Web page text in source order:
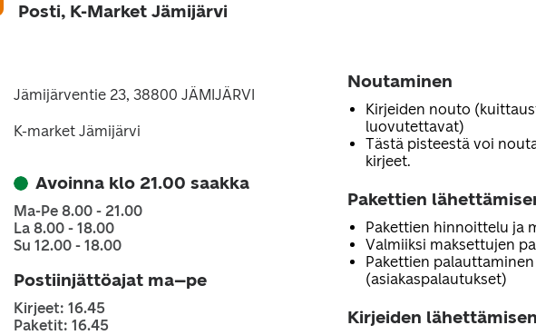
Posti, K-Market Jämijärvi
Jämijärventie 23, 38800 JÄMIJÄRVI
K-market Jämijärvi
Avoinna klo 21.00 saakka
Ma-Pe 8.00 - 21.00
La 8.00 - 18.00
Su 12.00 - 18.00
Postiinjättöajat ma–pe
Kirjeet: 16.45
Paketit: 16.45
Noutaminen
Kirjeiden nouto
luovutettavat)
Tästä pisteestä voi
kirjeet.
Pakettien
Pakettien hinnoittelu ja
Valmiiksi maksettujen
Pakettien palauttaminen
(asiakaspalautukset)
Kirjeiden